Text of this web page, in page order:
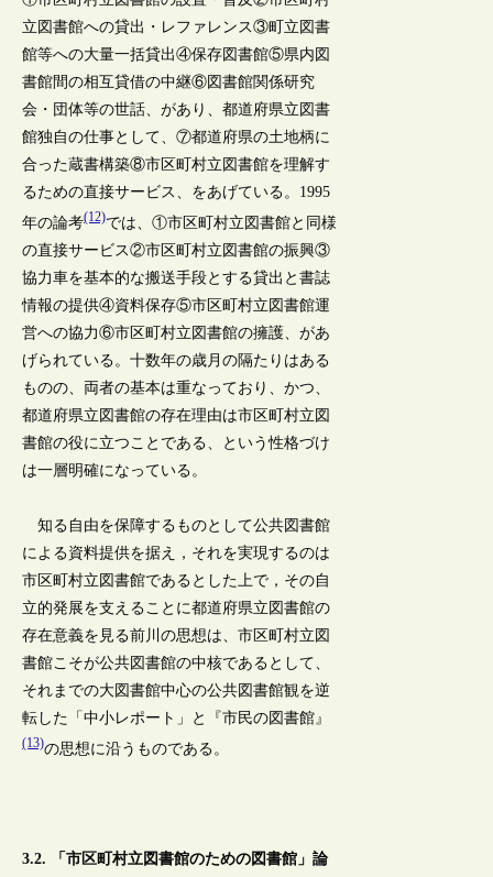
立図書館への貸出・レファレンス③町立図書
館等への大量一括貸出④保存図書館⑤県内図
書館間の相互貸借の中継⑥図書館関係研究
会・団体等の世話、があり、都道府県立図書
館独自の仕事として、⑦都道府県の土地柄に
合った蔵書構築⑧市区町村立図書館を理解す
るための直接サービス、をあげている。1995
年の論考(12)では、①市区町村立図書館と同様
の直接サービス②市区町村立図書館の振興③
協力車を基本的な搬送手段とする貸出と書誌
情報の提供④資料保存⑤市区町村立図書館運
営への協力⑥市区町村立図書館の擁護、があ
げられている。十数年の歳月の隔たりはある
ものの、両者の基本は重なっており、かつ、
都道府県立図書館の存在理由は市区町村立図
書館の役に立つことである、という性格づけ
は一層明確になっている。
知る自由を保障するものとして公共図書館
による資料提供を据え，それを実現するのは
市区町村立図書館であるとした上で，その自
立的発展を支えることに都道府県立図書館の
存在意義を見る前川の思想は、市区町村立図
書館こそが公共図書館の中核であるとして、
それまでの大図書館中心の公共図書館観を逆
転した「中小レポート」と『市民の図書館』
(13)の思想に沿うものである。
3.2. 「市区町村立図書館のための図書館」論